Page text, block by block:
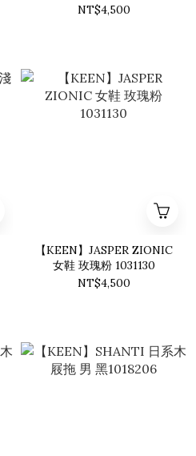
NT$4,500
【KEEN】JASPER ZIONIC
女鞋 玫瑰粉 1031130
NT$4,500